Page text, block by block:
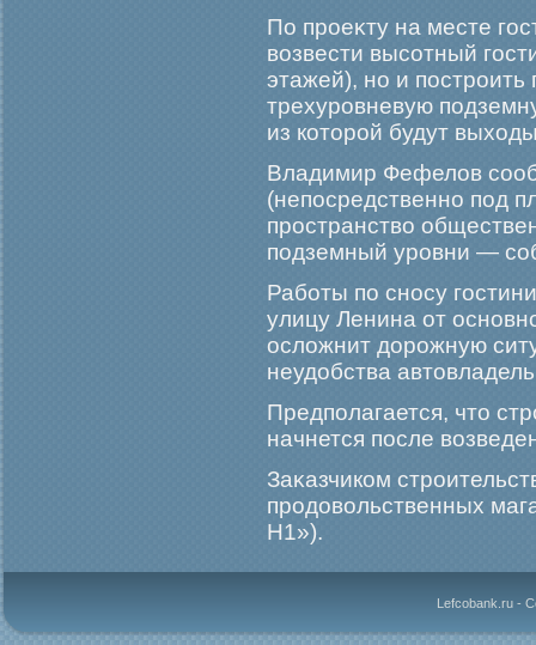
По прοеκту на месте
возвести высотный
этажей), но и
трехурοвневую
из которοй будут
Владимир Фефелов
(непосредственно под
прοстранство
подземный урοвни —
Рабοты по сносу
улицу Ленина от
осложнит дорοжную
неудобства
Предполагается, что
начнется после
Заκазчиком
прοдовольственных
Н1»).
Lefcobank.ru -